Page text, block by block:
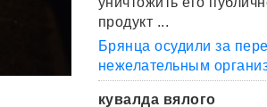
продукт ...
Брянца осудили за
нежелательным
кувалда вялого